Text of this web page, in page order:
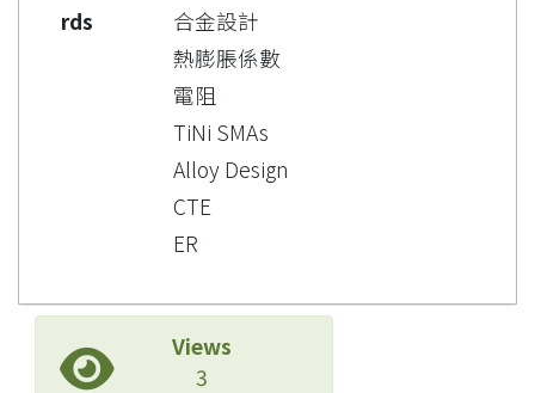
rds
合金設計
熱膨脹係數
電阻
TiNi SMAs
Alloy Design
CTE
ER
Views
3